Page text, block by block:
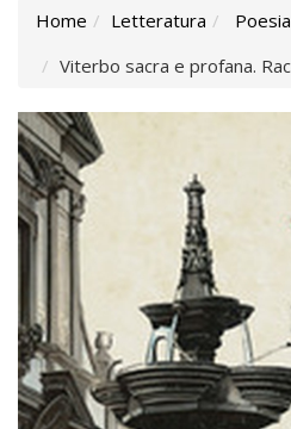
Home Letteratura
Poesia
Viterbo sacra e profana.